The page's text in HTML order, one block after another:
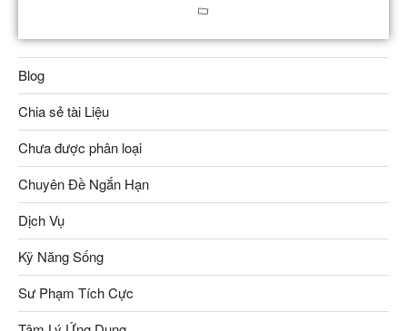
Blog
Chia sẻ tài Liệu
Chưa được phân loại
Chuyên Đề Ngắn Hạn
Dịch Vụ
Kỹ Năng Sống
Sư Phạm Tích Cực